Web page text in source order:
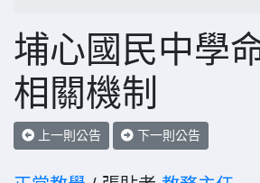
埔心國民中學
相關機制
上一則公告 下一則公告